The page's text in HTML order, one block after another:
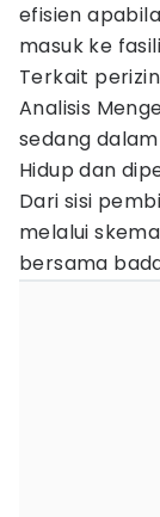
efisien
masuk ke
Terkait
Analisis
sedang
Hidup dan
Dari sisi
melalui
bersama